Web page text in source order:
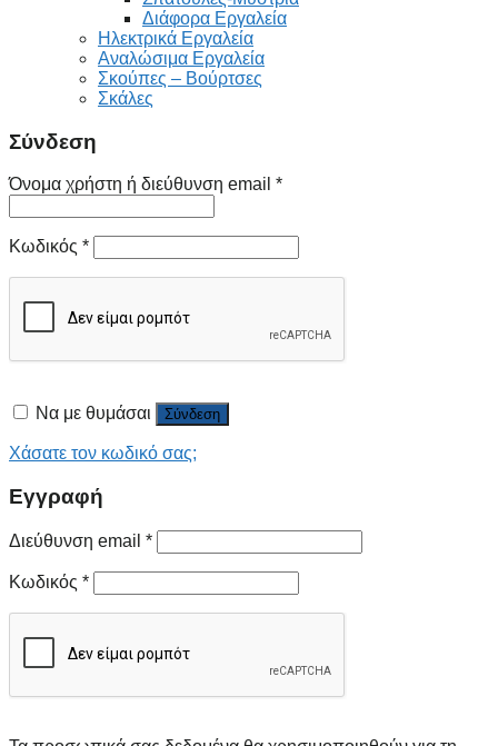
Διάφορα Εργαλεία
Ηλεκτρικά Εργαλεία
Αναλώσιμα Εργαλεία
Σκούπες – Βούρτσες
Σκάλες
Σύνδεση
Όνομα χρήστη ή διεύθυνση email *
Κωδικός *
Να με θυμάσαι Σύνδεση
Χάσατε τον κωδικό σας;
Εγγραφή
Διεύθυνση email *
Κωδικός *